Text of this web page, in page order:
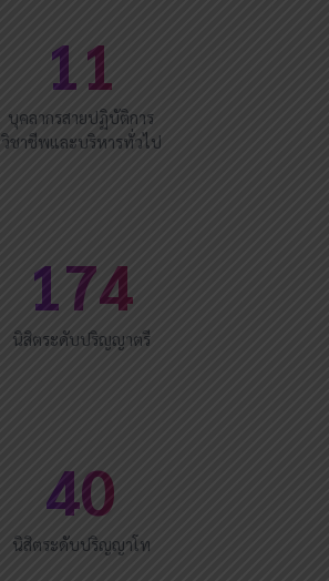
11
บุคลากรสายปฏิบัติการ
วิชาชีพและบริหารทั่วไป
174
นิสิตระดับปริญญาตรี
40
นิสิตระดับปริญญาโท